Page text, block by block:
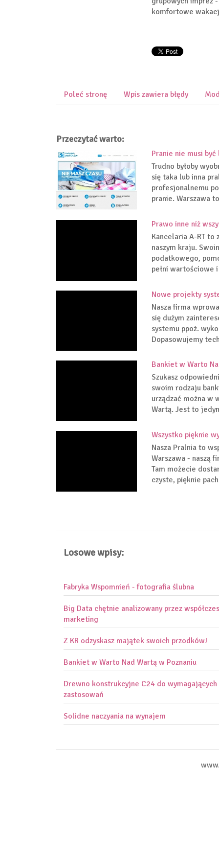
komfortowe
Poleć stronę Wpis zawiera błędy
Przeczytać warto:
Pranie nie musi być
Trudno byłoby
się taka lub inna
profesjonalnemu
pranie. Warszawa
Prawo inne niż
Kancelaria A-RT
naszym kraju.
podatkowego,
pełni wartościowe
Nowe projekty
Nasza firma
się dużym
systemu ppoż.
Dopasowujemy
Bankiet w Warto
Szukasz
swoim rodzaju
urządzać można w
Wartą. Jest to
Wszystko pięknie
Nasza Pralnia to
Warszawa - naszą
Tam możecie
czyste, pięknie
Losowe wpisy:
Fabryka Wspomnień - fotografia ślubna
Big Data chętnie analizowany przez
marketing
Z KR odzyskasz majątek swoich przodków!
Bankiet w Warto Nad Wartą w Poznaniu
Drewno konstrukcyjne C24 do wymagających
zastosowań
Solidne naczyania na wynajem